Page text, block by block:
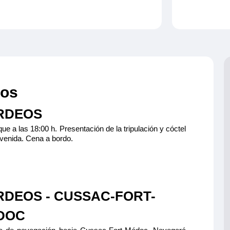
CAT C
Reservar
y cómodo
y aseo
fuerte y
a las 18:00 h. Presentación de la tripulación y cóctel
Cena a bordo.
- CUSSAC-FORT-